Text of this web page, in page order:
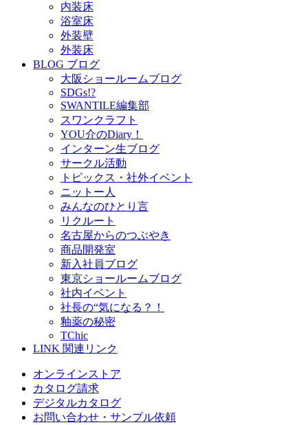
内装床
浴室床
外装壁
外装床
BLOG ブログ
大阪ショールームブログ
SDGs!?
SWANTILE編集部
スワンクラフト
YOU介のDiary！
インターン生ブログ
サークル活動
トピックス・社外イベント
ニットー人
みんなのひとり言
リクルート
名古屋からのつぶやき
商品開発室
新入社員ブログ
東京ショールームブログ
社内イベント
社長の“気になる？！
釉薬の秘密
TChic
LINK 関連リンク
オンラインストア
カタログ請求
デジタルカタログ
お問い合わせ・サンプル依頼